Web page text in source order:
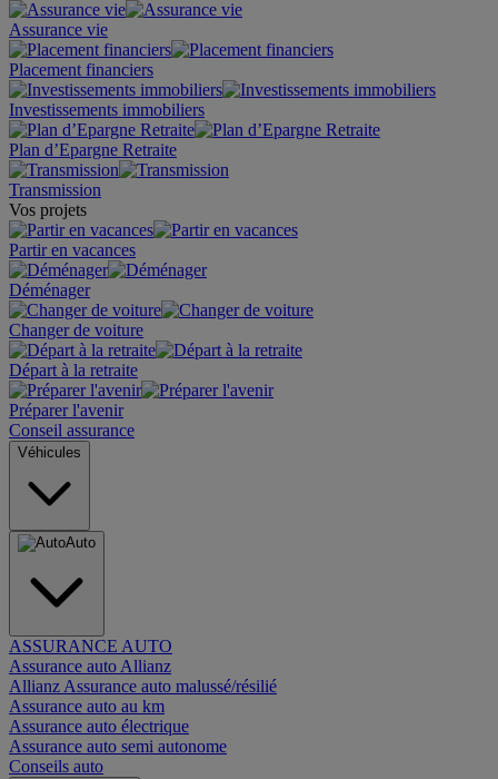
Assurance vie
Placement financiers
Investissements immobiliers
Plan d’Epargne Retraite
Transmission
Vos projets
Partir en vacances
Déménager
Changer de voiture
Départ à la retraite
Préparer l'avenir
Conseil assurance
Véhicules
Auto
ASSURANCE AUTO
Assurance auto Allianz
Allianz Assurance auto malussé/résilié
Assurance auto au km
Assurance auto électrique
Assurance auto semi autonome
Conseils auto